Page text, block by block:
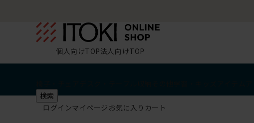
個人向けTOP法人向けTOP
検索
ログインマイページ お気に入り カート